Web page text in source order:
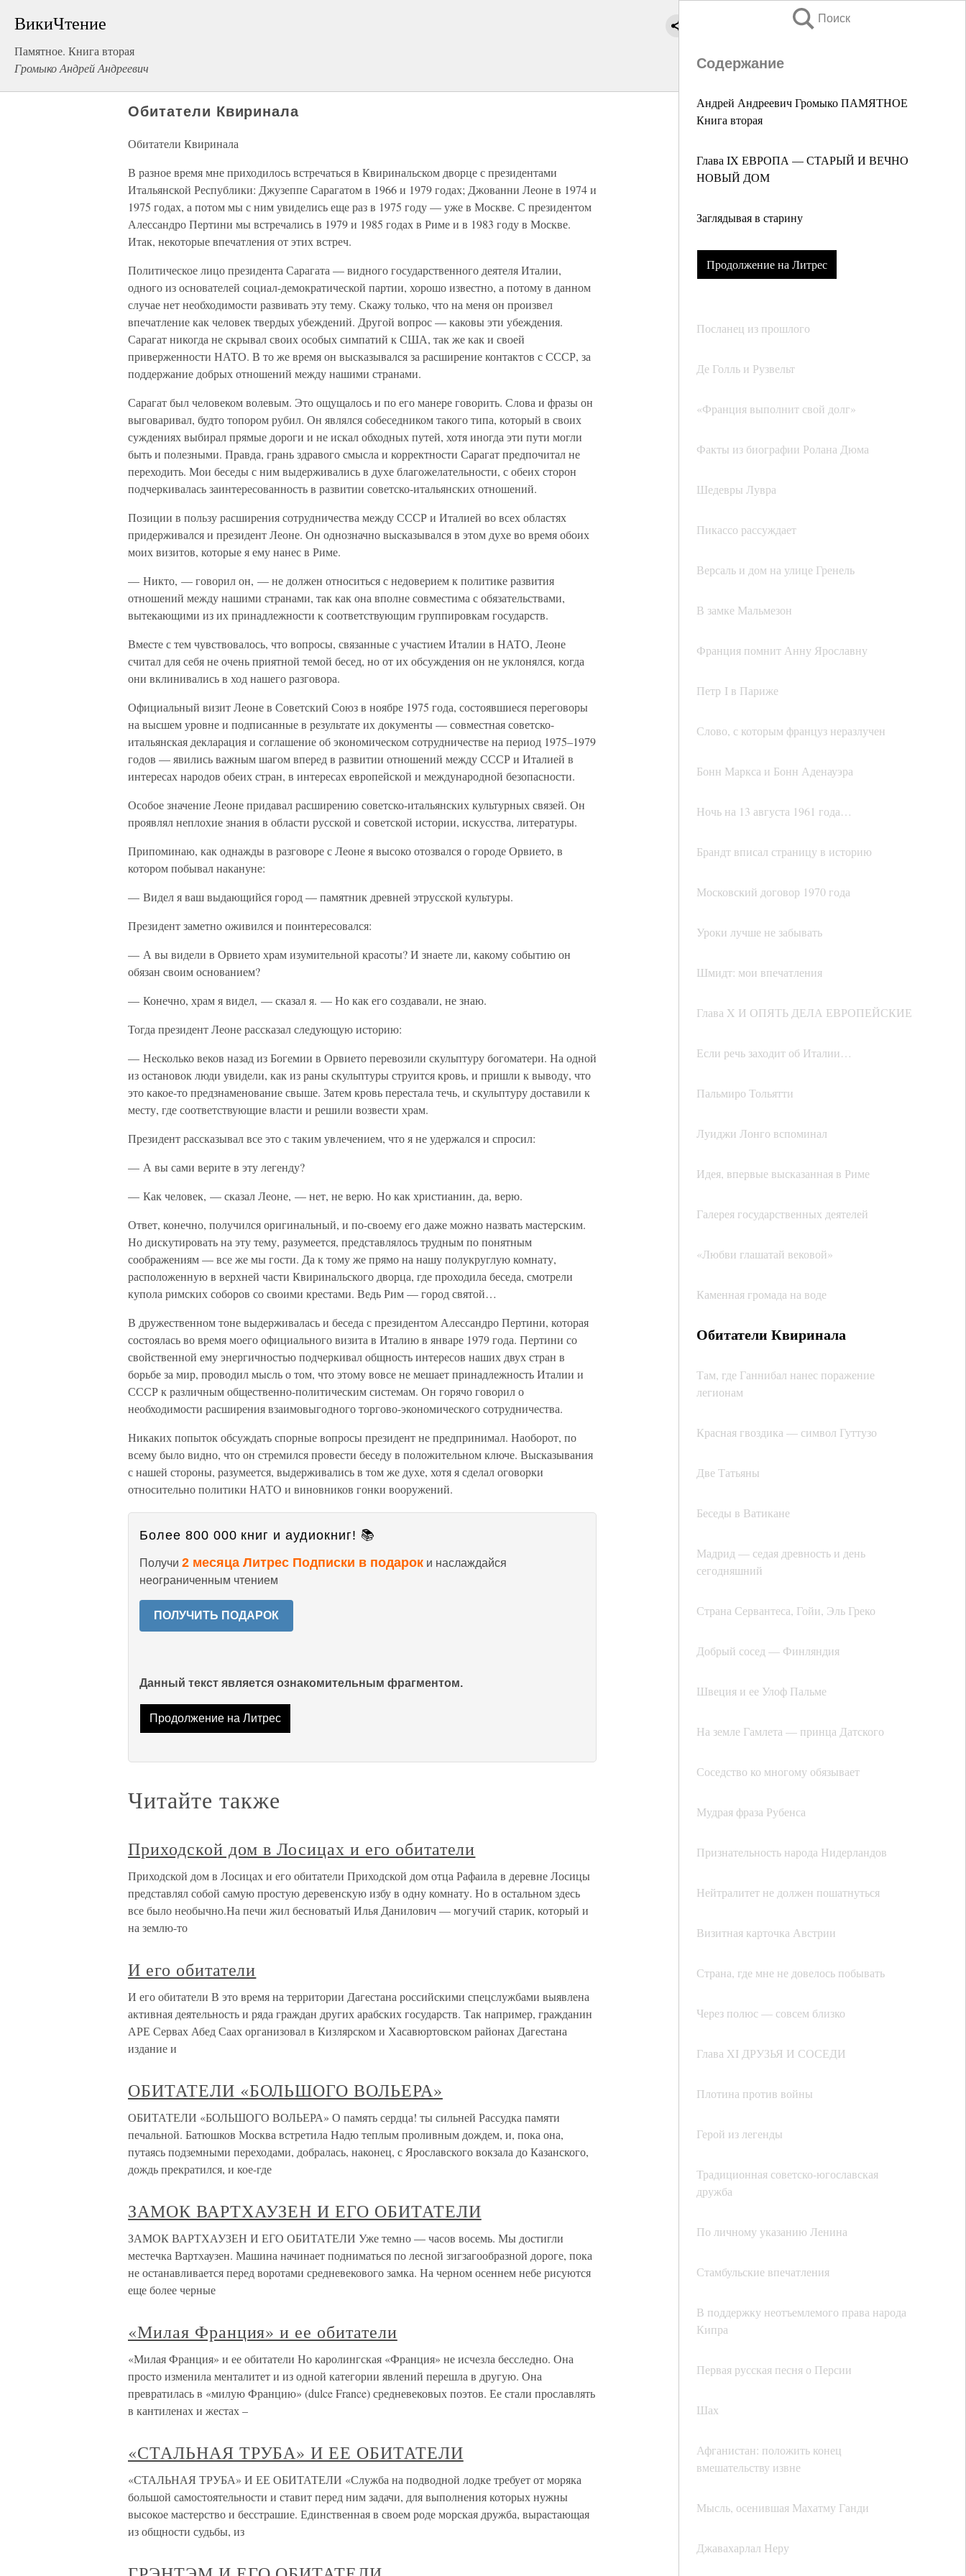
ВикиЧтение
Памятное. Книга вторая
Громыко Андрей Андреевич
Поиск
Содержание
Андрей Андреевич Громыко ПАМЯТНОЕ
Книга вторая
Глава IX ЕВРОПА — СТАРЫЙ И ВЕЧНО
НОВЫЙ ДОМ
Заглядывая в старину
Продолжение на Литрес
Посланец из прошлого
Де Голль и Рузвельт
«Франция выполнит свой долг»
Факты из биографии Ролана Дюма
Шедевры Лувра
Пикассо рассуждает
Версаль и дом на улице Гренель
В замке Мальмезон
Франция помнит Анну Ярославну
Петр I в Париже
Слово, с которым француз неразлучен
Бонн Маркса и Бонн Аденауэра
Ночь на 13 августа 1961 года…
Брандт вписал страницу в историю
Московский договор 1970 года
Уроки лучше не забывать
Шмидт: мои впечатления
Глава X И ОПЯТЬ ДЕЛА ЕВРОПЕЙСКИЕ
Если речь заходит об Италии…
Пальмиро Тольятти
Луиджи Лонго вспоминал
Идея, впервые высказанная в Риме
Галерея государственных деятелей
«Любви глашатай вековой»
Каменная громада на воде
Обитатели Квиринала
Там, где Ганнибал нанес поражение
легионам
Красная гвоздика — символ Гуттузо
Две Татьяны
Беседы в Ватикане
Мадрид — седая древность и день
сегодняшний
Страна Сервантеса, Гойи, Эль Греко
Добрый сосед — Финляндия
Швеция и ее Улоф Пальме
На земле Гамлета — принца Датского
Соседство ко многому обязывает
Мудрая фраза Рубенса
Признательность народа Нидерландов
Нейтралитет не должен пошатнуться
Визитная карточка Австрии
Страна, где мне не довелось побывать
Через полюс — совсем близко
Глава XI ДРУЗЬЯ И СОСЕДИ
Плотина против войны
Герой из легенды
Традиционная советско-югославская
дружба
По личному указанию Ленина
Стамбульские впечатления
В поддержку неотъемлемого права народа
Кипра
Первая русская песня о Персии
Шах
Афганистан: положить конец
вмешательству извне
Мысль, осенившая Махатму Ганди
Джавахарлал Неру
Обитатели Квиринала
Обитатели Квиринала
В разное время мне приходилось встречаться в Квиринальском дворце с президентами
Итальянской Республики: Джузеппе Сарагатом в 1966 и 1979 годах; Джованни Леоне в 1974 и
1975 годах, а потом мы с ним увиделись еще раз в 1975 году — уже в Москве. С президентом
Алессандро Пертини мы встречались в 1979 и 1985 годах в Риме и в 1983 году в Москве.
Итак, некоторые впечатления от этих встреч.
Политическое лицо президента Сарагата — видного государственного деятеля Италии,
одного из основателей социал-демократической партии, хорошо известно, а потому в данном
случае нет необходимости развивать эту тему. Скажу только, что на меня он произвел
впечатление как человек твердых убеждений. Другой вопрос — каковы эти убеждения.
Сарагат никогда не скрывал своих особых симпатий к США, так же как и своей
приверженности НАТО. В то же время он высказывался за расширение контактов с СССР, за
поддержание добрых отношений между нашими странами.
Сарагат был человеком волевым. Это ощущалось и по его манере говорить. Слова и фразы он
выговаривал, будто топором рубил. Он являлся собеседником такого типа, который в своих
суждениях выбирал прямые дороги и не искал обходных путей, хотя иногда эти пути могли
быть и полезными. Правда, грань здравого смысла и корректности Сарагат предпочитал не
переходить. Мои беседы с ним выдерживались в духе благожелательности, с обеих сторон
подчеркивалась заинтересованность в развитии советско-итальянских отношений.
Позиции в пользу расширения сотрудничества между СССР и Италией во всех областях
придерживался и президент Леоне. Он однозначно высказывался в этом духе во время обоих
моих визитов, которые я ему нанес в Риме.
— Никто, — говорил он, — не должен относиться с недоверием к политике развития
отношений между нашими странами, так как она вполне совместима с обязательствами,
вытекающими из их принадлежности к соответствующим группировкам государств.
Вместе с тем чувствовалось, что вопросы, связанные с участием Италии в НАТО, Леоне
считал для себя не очень приятной темой бесед, но от их обсуждения он не уклонялся, когда
они вклинивались в ход нашего разговора.
Официальный визит Леоне в Советский Союз в ноябре 1975 года, состоявшиеся переговоры
на высшем уровне и подписанные в результате их документы — совместная советско-
итальянская декларация и соглашение об экономическом сотрудничестве на период 1975–1979
годов — явились важным шагом вперед в развитии отношений между СССР и Италией в
интересах народов обеих стран, в интересах европейской и международной безопасности.
Особое значение Леоне придавал расширению советско-итальянских культурных связей. Он
проявлял неплохие знания в области русской и советской истории, искусства, литературы.
Припоминаю, как однажды в разговоре с Леоне я высоко отозвался о городе Орвието, в
котором побывал накануне:
— Видел я ваш выдающийся город — памятник древней этрусской культуры.
Президент заметно оживился и поинтересовался:
— А вы видели в Орвието храм изумительной красоты? И знаете ли, какому событию он
обязан своим основанием?
— Конечно, храм я видел, — сказал я. — Но как его создавали, не знаю.
Тогда президент Леоне рассказал следующую историю:
— Несколько веков назад из Богемии в Орвието перевозили скульптуру богоматери. На одной
из остановок люди увидели, как из раны скульптуры струится кровь, и пришли к выводу, что
это какое-то предзнаменование свыше. Затем кровь перестала течь, и скульптуру доставили к
месту, где соответствующие власти и решили возвести храм.
Президент рассказывал все это с таким увлечением, что я не удержался и спросил:
— А вы сами верите в эту легенду?
— Как человек, — сказал Леоне, — нет, не верю. Но как христианин, да, верю.
Ответ, конечно, получился оригинальный, и по-своему его даже можно назвать мастерским.
Но дискутировать на эту тему, разумеется, представлялось трудным по понятным
соображениям — все же мы гости. Да к тому же прямо на нашу полукруглую комнату,
расположенную в верхней части Квиринальского дворца, где проходила беседа, смотрели
купола римских соборов со своими крестами. Ведь Рим — город святой…
В дружественном тоне выдерживалась и беседа с президентом Алессандро Пертини, которая
состоялась во время моего официального визита в Италию в январе 1979 года. Пертини со
свойственной ему энергичностью подчеркивал общность интересов наших двух стран в
борьбе за мир, проводил мысль о том, что этому вовсе не мешает принадлежность Италии и
СССР к различным общественно-политическим системам. Он горячо говорил о
необходимости расширения взаимовыгодного торгово-экономического сотрудничества.
Никаких попыток обсуждать спорные вопросы президент не предпринимал. Наоборот, по
всему было видно, что он стремился провести беседу в положительном ключе. Высказывания
с нашей стороны, разумеется, выдерживались в том же духе, хотя я сделал оговорки
относительно политики НАТО и виновников гонки вооружений.
Более 800 000 книг и аудиокниг! 📚
Получи 2 месяца Литрес Подписки в подарок и наслаждайся
неограниченным чтением
ПОЛУЧИТЬ ПОДАРОК
Данный текст является ознакомительным фрагментом.
Продолжение на Литрес
Читайте также
Приходской дом в Лосицах и его обитатели
Приходской дом в Лосицах и его обитатели Приходской дом отца Рафаила в деревне Лосицы
представлял собой самую простую деревенскую избу в одну комнату. Но в остальном здесь
все было необычно.На печи жил бесноватый Илья Данилович — могучий старик, который и
на землю-то
И его обитатели
И его обитатели В это время на территории Дагестана российскими спецслужбами выявлена
активная деятельность и ряда граждан других арабских государств. Так например, гражданин
АРЕ Сервах Абед Саах организовал в Кизлярском и Хасавюртовском районах Дагестана
издание и
ОБИТАТЕЛИ «БОЛЬШОГО ВОЛЬЕРА»
ОБИТАТЕЛИ «БОЛЬШОГО ВОЛЬЕРА» О память сердца! ты сильней Рассудка памяти
печальной. Батюшков Москва встретила Надю теплым проливным дождем, и, пока она,
путаясь подземными переходами, добралась, наконец, с Ярославского вокзала до Казанского,
дождь прекратился, и кое-где
ЗАМОК ВАРТХАУЗЕН И ЕГО ОБИТАТЕЛИ
ЗАМОК ВАРТХАУЗЕН И ЕГО ОБИТАТЕЛИ Уже темно — часов восемь. Мы достигли
местечка Вартхаузен. Машина начинает подниматься по лесной зигзагообразной дороге, пока
не останавливается перед воротами средневекового замка. На черном осеннем небе рисуются
еще более черные
«Милая Франция» и ее обитатели
«Милая Франция» и ее обитатели Но каролингская «Франция» не исчезла бесследно. Она
просто изменила менталитет и из одной категории явлений перешла в другую. Она
превратилась в «милую Францию» (dulce France) средневековых поэтов. Ее стали прославлять
в кантиленах и жестах –
«СТАЛЬНАЯ ТРУБА» И ЕЕ ОБИТАТЕЛИ
«СТАЛЬНАЯ ТРУБА» И ЕЕ ОБИТАТЕЛИ «Служба на подводной лодке требует от моряка
большой самостоятельности и ставит перед ним задачи, для выполнения которых нужны
высокое мастерство и бесстрашие. Единственная в своем роде морская дружба, вырастающая
из общности судьбы, из